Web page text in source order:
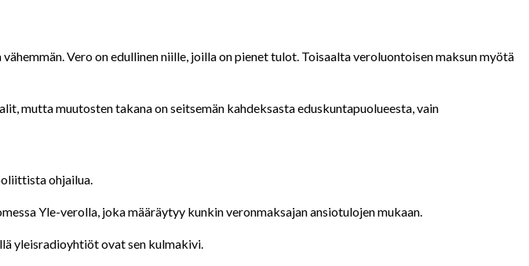
Vero on edullinen niille, joilla on pienet tulot. Toisaalta veroluontoisen maksun myötä
mutta muutosten takana on seitsemän kahdeksasta eduskuntapuolueesta, vain
ohjailua.
Yle-verolla, joka määräytyy kunkin veronmaksajan ansiotulojen mukaan.
yleisradioyhtiöt ovat sen kulmakivi.